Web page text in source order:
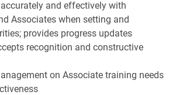
and effectively with
Associates when setting and
provides progress updates
recognition and constructive
on Associate training needs